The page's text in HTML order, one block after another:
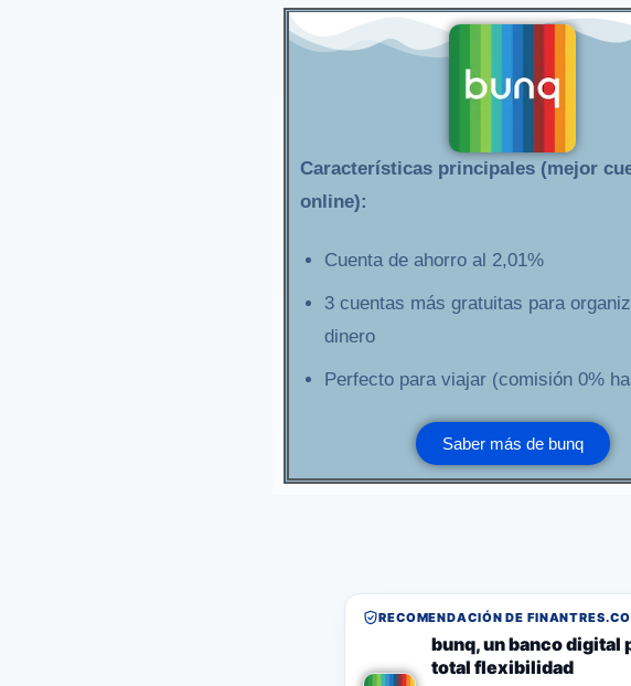
Características principales (mejor
online):
Cuenta de ahorro al 2,01%
3 cuentas más gratuitas para
dinero
Perfecto para viajar (comisión 0%
Saber más de bunq
RECOMENDACIÓN DE
bunq, un banco digital
total flexibilidad